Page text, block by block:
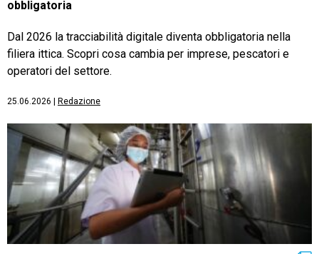
obbligatoria
Dal 2026 la tracciabilità digitale diventa obbligatoria nella
filiera ittica. Scopri cosa cambia per imprese, pescatori e
operatori del settore.
25.06.2026 Redazione